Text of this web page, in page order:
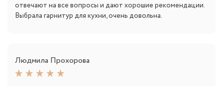
отвечают на все вопросы и дают хорошие рекомендации.
Выбрала гарнитур для кухни, очень довольна.
Людмила Прохорова